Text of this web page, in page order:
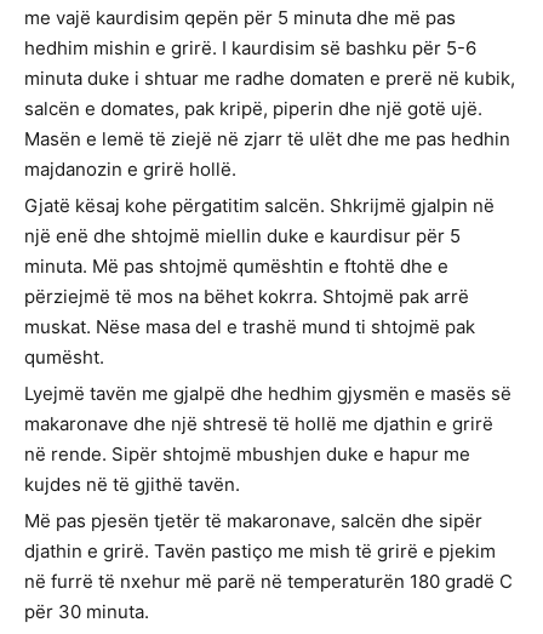
me vajë kaurdisim qepën për 5 minuta dhe më pas
hedhim mishin e grirë. I kaurdisim së bashku për 5-6
minuta duke i shtuar me radhe domaten e prerë në kubik,
salcën e domates, pak kripë, piperin dhe një gotë ujë.
Masën e lemë të ziejë në zjarr të ulët dhe me pas hedhin
majdanozin e grirë hollë.
Gjatë kësaj kohe përgatitim salcën. Shkrijmë gjalpin në
një enë dhe shtojmë miellin duke e kaurdisur për 5
minuta. Më pas shtojmë qumështin e ftohtë dhe e
përziejmë të mos na bëhet kokrra. Shtojmë pak arrë
muskat. Nëse masa del e trashë mund ti shtojmë pak
qumësht.
Lyejmë tavën me gjalpë dhe hedhim gjysmën e masës së
makaronave dhe një shtresë të hollë me djathin e grirë
në rende. Sipër shtojmë mbushjen duke e hapur me
kujdes në të gjithë tavën.
Më pas pjesën tjetër të makaronave, salcën dhe sipër
djathin e grirë. Tavën pastiço me mish të grirë e pjekim
në furrë të nxehur më parë në temperaturën 180 gradë C
për 30 minuta.